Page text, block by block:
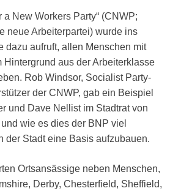
a New Workers Party“ (CNWP;
neue Arbeiterpartei) wurde ins
dazu aufruft, allen Menschen mit
Hintergrund aus der Arbeiterklasse
Rob Windsor, Socialist Party-
der CNWP, gab ein Beispiel
und Dave Nellist im Stadtrat von
wie es dies der BNP viel
der Stadt eine Basis aufzubauen.
Ortsansässige neben Menschen,
Derby, Chesterfield, Sheffield,